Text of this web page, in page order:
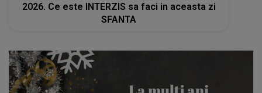
2026. Ce este INTERZIS sa faci in aceasta zi
SFANTA